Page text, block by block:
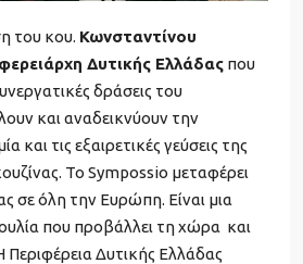
του κου. Κωνσταντίνου
Δυτικής Ελλάδας που
δράσεις του
και αναδεικνύουν την
και τις εξαιρετικές γεύσεις της
Το Sympossio μεταφέρει
σε όλη την Ευρώπη. Είναι μια
που προβάλλει τη χώρα και
Περιφέρεια Δυτικής Ελλάδας